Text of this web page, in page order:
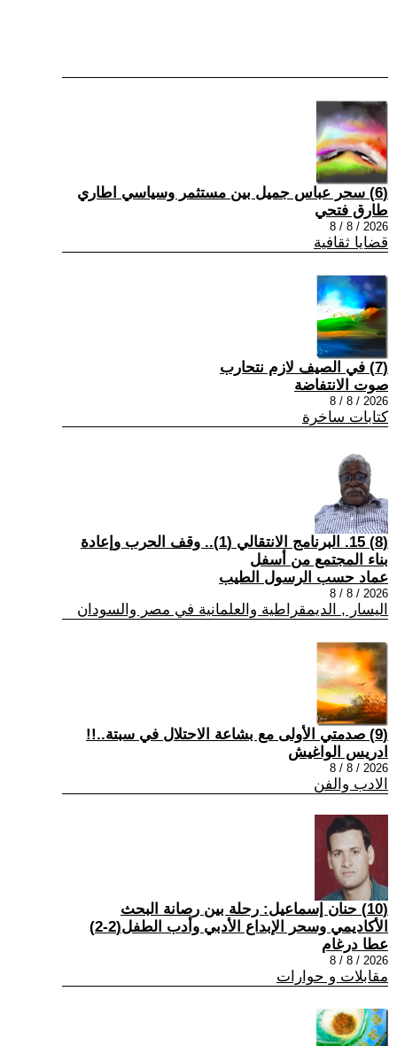
(6) سحر عباس جميل بين مستثمر وسياسي اطاري
طارق فتحي
2026 / 8 / 8
قضايا ثقافية
(7) في الصيف لازم نتحارب
صوت الانتفاضة
2026 / 8 / 8
كتابات ساخرة
(8) 15. البرنامج الانتقالي (1).. وقف الحرب وإعادة
بناء المجتمع من أسفل
عماد حسب الرسول الطيب
2026 / 8 / 8
اليسار , الديمقراطية والعلمانية في مصر والسودان
(9) صدمتي الأولى مع بشاعة الاحتلال في سبتة..!!
ادريس الواغيش
2026 / 8 / 8
الادب والفن
(10) حنان إسماعيل: رحلة بين رصانة البحث
الأكاديمي وسحر الإبداع الأدبي وأدب الطفل(2-2)
عطا درغام
2026 / 8 / 8
مقابلات و حوارات